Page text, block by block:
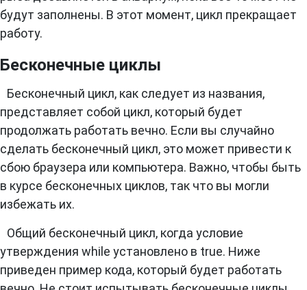
будут заполнены. В этот момент, цикл прекращает
работу.
Бесконечные циклы
Бесконечный цикл, как следует из названия,
представляет собой цикл, который будет
продолжать работать вечно. Если вы случайно
сделать бесконечный цикл, это может привести к
сбою браузера или компьютера. Важно, чтобы быть
в курсе бесконечных циклов, так что вы могли
избежать их.
Общий бесконечный цикл, когда условие
утверждения while установлено в true. Ниже
приведен пример кода, который будет работать